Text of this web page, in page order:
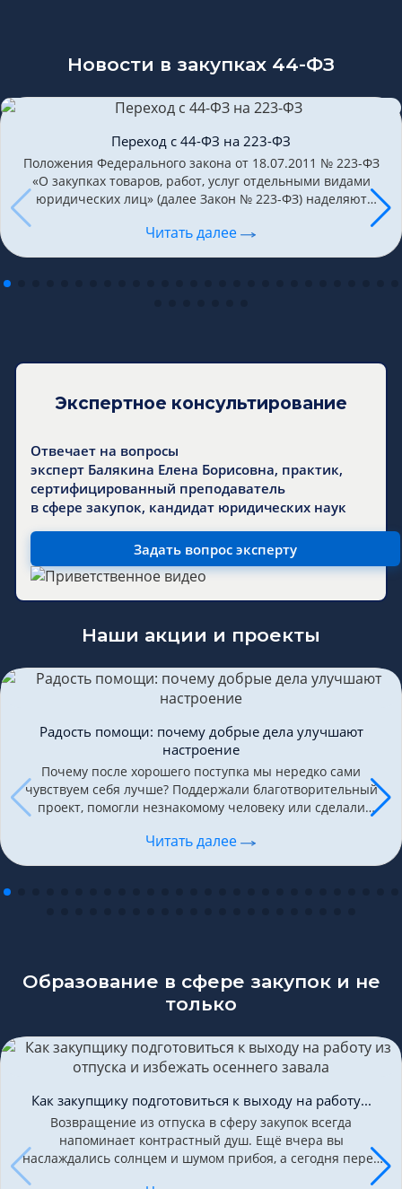
Новости в закупках 44-ФЗ
Переход с 44-ФЗ на 223-ФЗ
Положения Федерального закона от 18.07.2011 № 223-ФЗ
«О закупках товаров, работ, услуг отдельными видами
юридических лиц» (далее Закон № 223-ФЗ) наделяют
Федеральным законом от…
Читать далее
Экспертное консультирование
Отвечает на вопросы
эксперт Балякина Елена Борисовна, практик,
сертифицированный преподаватель
в сфере закупок, кандидат юридических наук
Задать вопрос эксперту
Наши акции и проекты
Радость помощи: почему добрые дела улучшают
настроение
Почему после хорошего поступка мы нередко сами
чувствуем себя лучше? Поддержали благотворительный
проект, помогли незнакомому человеку или сделали
Это не случайность….
Читать далее
Образование в сфере закупок и не
только
Как закупщику подготовиться к выходу на работу...
Возвращение из отпуска в сферу закупок всегда
напоминает контрастный душ. Ещё вчера вы
наслаждались солнцем и шумом прибоя, а сегодня перед
вами — сотни непрочитанных писем, горящие дедлайны